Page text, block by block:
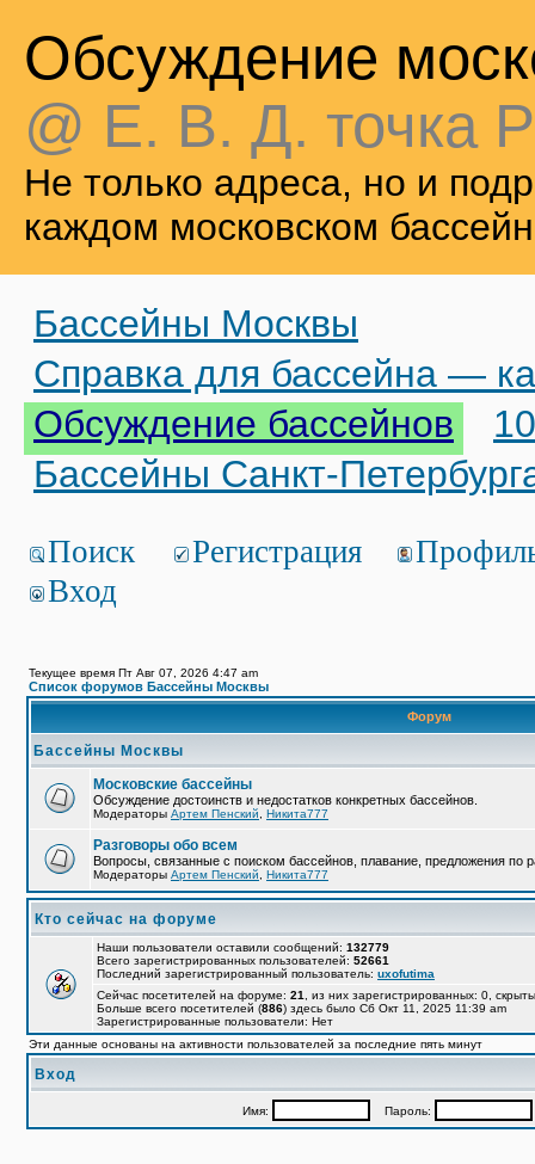
Обсуждение
@ Е. В. Д. точка
Не только адреса, но и
каждом московском
Бассейны Москвы
Справка для бассейна —
Обсуждение бассейнов
Бассейны Санкт-
Поиск Регистрация
Вход
Текущее время Пт Авг 07, 2026 4:47 am
Список форумов Бассейны Москвы
Форум
Бассейны Москвы
Московские бассейны
Обсуждение достоинств и недостатков конкретных бассейнов.
Модераторы Артем Пенский Никита777
Разговоры обо всем
Вопросы, связанные с поиском бассейнов, плавание, предложения по
Модераторы Артем Пенский Никита777
Кто сейчас на форуме
Наши пользователи оставили сообщений: 132779
Всего зарегистрированных пользователей: 52661
Последний зарегистрированный пользователь: uxofutima
Сейчас посетителей на форуме: 21
, из них зарегистрированных: 0,
Больше всего посетителей (886) здесь было Сб Окт 11, 2025 11:39 am
Зарегистрированные пользователи: Нет
Эти данные основаны на активности пользователей за последние пять минут
Вход
Имя: Пароль: